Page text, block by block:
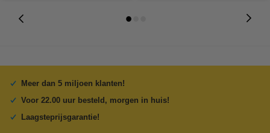
Meer dan 5 miljoen klanten!
Voor 22.00 uur besteld, morgen in huis!
Laagsteprijsgarantie!